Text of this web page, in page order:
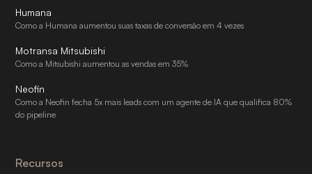
Humana
Como a Humana aumentou suas taxas de conversão em 4 vezes
Motransa Mitsubishi
Como a Mitsubishi aumentou as vendas em 35%
Neofin
Como a Neofin fecha 5x mais leads com um agente de IA que qualifica 80%
do pipeline
Recursos